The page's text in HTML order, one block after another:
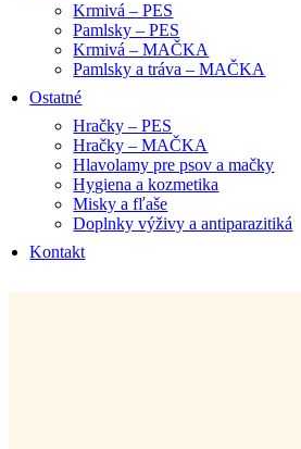
Krmivá – PES
Pamlsky – PES
Krmivá – MAČKA
Pamlsky a tráva – MAČKA
Ostatné
Hračky – PES
Hračky – MAČKA
Hlavolamy pre psov a mačky
Hygiena a kozmetika
Misky a fľaše
Doplnky výživy a antiparazitiká
Kontakt